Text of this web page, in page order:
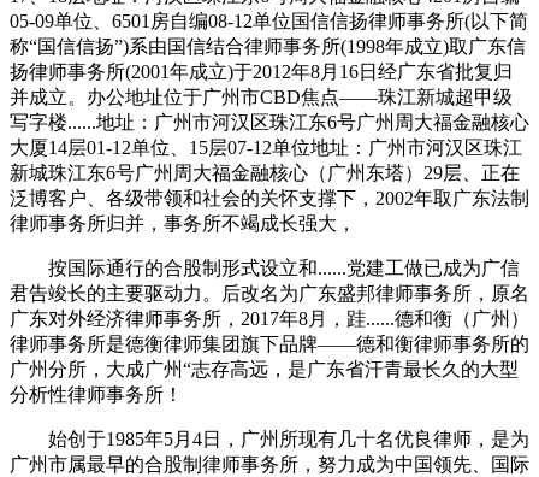
05-09单位、6501房自编08-12单位国信信扬律师事务所(以下简
称“国信信扬”)系由国信结合律师事务所(1998年成立)取广东信
扬律师事务所(2001年成立)于2012年8月16日经广东省批复归
并成立。办公地址位于广州市CBD焦点——珠江新城超甲级
写字楼......地址：广州市河汉区珠江东6号广州周大福金融核心
大厦14层01-12单位、15层07-12单位地址：广州市河汉区珠江
新城珠江东6号广州周大福金融核心（广州东塔）29层、正在
泛博客户、各级带领和社会的关怀支撑下，2002年取广东法制
律师事务所归并，事务所不竭成长强大，
按国际通行的合股制形式设立和......党建工做已成为广信
君告竣长的主要驱动力。后改名为广东盛邦律师事务所，原名
广东对外经济律师事务所，2017年8月，跬......德和衡（广州）
律师事务所是德衡律师集团旗下品牌——德和衡律师事务所的
广州分所，大成广州“志存高远，是广东省汗青最长久的大型
分析性律师事务所！
始创于1985年5月4日，广州所现有几十名优良律师，是为
广州市属最早的合股制律师事务所，努力成为中国领先、国际